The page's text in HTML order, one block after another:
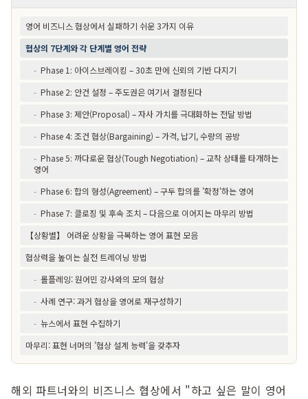
영어 비즈니스 협상에서 실패하기 쉬운 3가지 이유
협상의 7단계와 각 단계별 영어 전략
- Phase 1: 아이스브레이킹 – 30초 만에 신뢰의 기반 다지기
- Phase 2: 안건 설정 – 주도권은 여기서 결정된다
- Phase 3: 제안(Proposal) – 자사 가치를 극대화하는 전달 방법
- Phase 4: 조건 협상(Bargaining) – 가격, 납기, 수량의 공방
- Phase 5: 까다로운 협상(Tough Negotiation) – 교착 상태를 타개하는
영어
- Phase 6: 합의 형성(Agreement) – 구두 합의를 '확정'하는 영어
- Phase 7: 클로징 및 후속 조치 – 다음으로 이어지는 마무리 방법
【상황별】 어려운 상황을 극복하는 영어 표현 모음
협상력을 높이는 실전 트레이닝 방법
- 롤플레잉: 원어민 강사와의 모의 협상
- 사례 연구: 과거 협상을 영어로 재구성하기
- 뉴스에서 표현 수집하기
마무리: 표현 너머의 '협상 설계 능력'을 갖추자
해외 파트너와의 비즈니스 협상에서 "하고 싶은 말이 영어